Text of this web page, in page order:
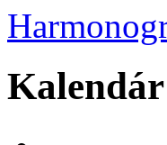
Kalendár